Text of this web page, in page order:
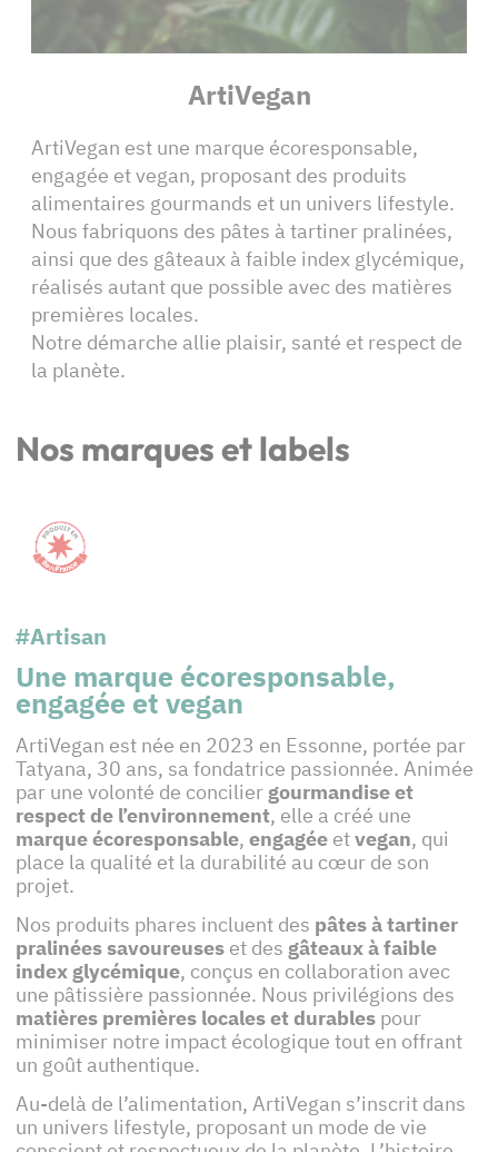
ArtiVegan
ArtiVegan est une marque écoresponsable,
engagée et vegan, proposant des produits
alimentaires gourmands et un univers lifestyle.
Nous fabriquons des pâtes à tartiner pralinées,
ainsi que des gâteaux à faible index glycémique,
réalisés autant que possible avec des matières
premières locales.
Notre démarche allie plaisir, santé et respect de
la planète.
Nos marques et labels
#Artisan
Une marque écoresponsable,
engagée et vegan
ArtiVegan est née en 2023 en Essonne, portée par
Tatyana, 30 ans, sa fondatrice passionnée. Animée
par une volonté de concilier gourmandise et
respect de l’environnement, elle a créé une
marque écoresponsable, engagée etvegan, qui
place la qualité et la durabilité au cœur de son
projet.
Nos produits phares incluent des pâtes à tartiner
pralinées savoureuses et des gâteaux à faible
index glycémique, conçus en collaboration avec
une pâtissière passionnée. Nous privilégions des
matières premières locales et durables pour
minimiser notre impact écologique tout en offrant
un goût authentique.
Au-delà de l’alimentation, ArtiVegan s’inscrit dans
un univers lifestyle, proposant un mode de vie